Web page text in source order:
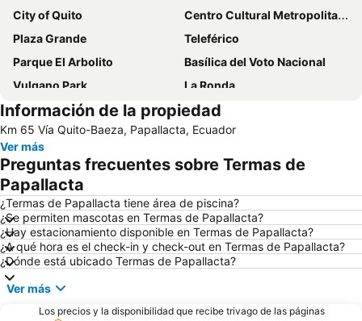
City of Quito
Centro Cultural Metropolitano
Plaza Grande
Teleférico
Parque El Arbolito
Basílica del Voto Nacional
Vulqano Park
La Ronda
Museo Camilo Egas
Parque Nacional Cotopaxi
Catedral Metropolitana
Información de la propiedad
Km 65 Vía Quito-Baeza, Papallacta, Ecuador
Ver más
Preguntas frecuentes sobre Termas de
Papallacta
¿Termas de Papallacta tiene área de piscina?
¿Se permiten mascotas en Termas de Papallacta?
¿Hay estacionamiento disponible en Termas de Papallacta?
¿A qué hora es el check-in y check-out en Termas de Papallacta?
¿Dónde está ubicado Termas de Papallacta?
Ver más
Los precios y la disponibilidad que recibe trivago de las páginas